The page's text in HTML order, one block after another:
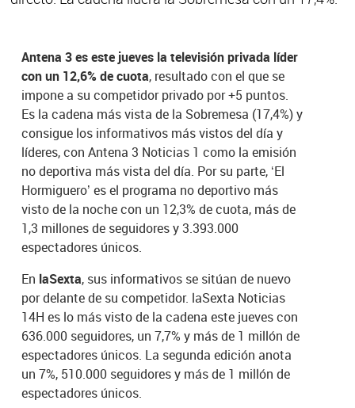
Antena 3 es este jueves la televisión privada líder
con un 12,6% de cuota, resultado con el que se
impone a su competidor privado por +5 puntos.
Es la cadena más vista de la Sobremesa (17,4%) y
consigue los informativos más vistos del día y
líderes, con Antena 3 Noticias 1 como la emisión
no deportiva más vista del día. Por su parte, ‘El
Hormiguero’ es el programa no deportivo más
visto de la noche con un 12,3% de cuota, más de
1,3 millones de seguidores y 3.393.000
espectadores únicos.
En laSexta, sus informativos se sitúan de nuevo
por delante de su competidor. laSexta Noticias
14H es lo más visto de la cadena este jueves con
636.000 seguidores, un 7,7% y más de 1 millón de
espectadores únicos. La segunda edición anota
un 7%, 510.000 seguidores y más de 1 millón de
espectadores únicos.